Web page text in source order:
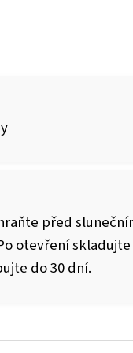
před
otevření
do 30 dní.